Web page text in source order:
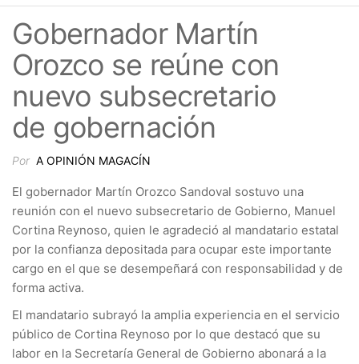
Gobernador Martín
Orozco se reúne con
nuevo subsecretario
de gobernación
Por A OPINIÓN MAGACÍN
El gobernador Martín Orozco Sandoval sostuvo una
reunión con el nuevo subsecretario de Gobierno, Manuel
Cortina Reynoso, quien le agradeció al mandatario estatal
por la confianza depositada para ocupar este importante
cargo en el que se desempeñará con responsabilidad y de
forma activa.
El mandatario subrayó la amplia experiencia en el servicio
público de Cortina Reynoso por lo que destacó que su
labor en la Secretaría General de Gobierno abonará a la